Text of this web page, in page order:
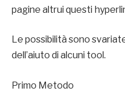
pagine altrui questi
Le possibilità sono
dell’aiuto di alcuni tool.
Primo Metodo